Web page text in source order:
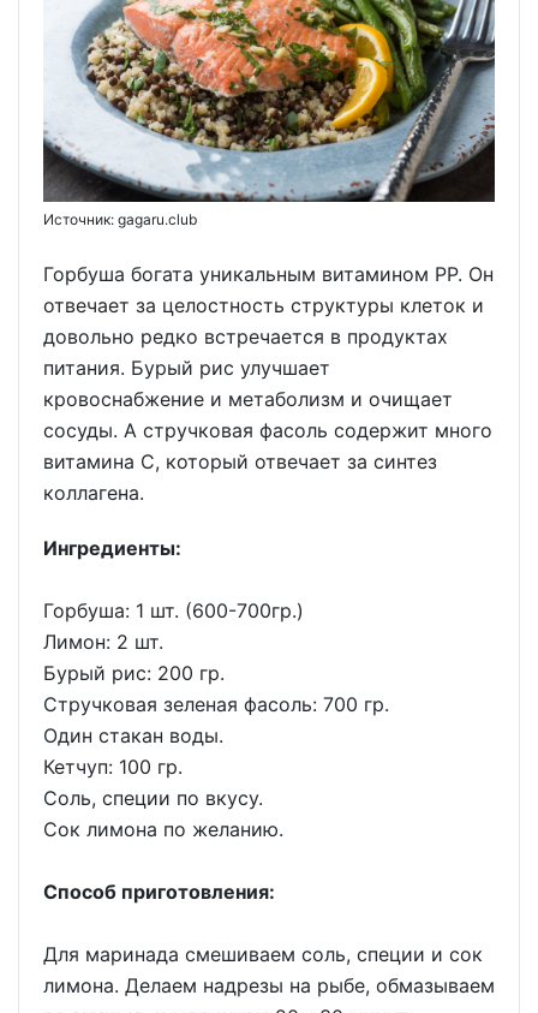
Источник: gagaru.club
Горбуша богата уникальным витамином PP. Он
отвечает за целостность структуры клеток и
довольно редко встречается в продуктах
питания. Бурый рис улучшает
кровоснабжение и метаболизм и очищает
сосуды. А стручковая фасоль содержит много
витамина С, который отвечает за синтез
коллагена.
Ингредиенты:
Горбуша: 1 шт. (600-700гр.)
Лимон: 2 шт.
Бурый рис: 200 гр.
Стручковая зеленая фасоль: 700 гр.
Один стакан воды.
Кетчуп: 100 гр.
Соль, специи по вкусу.
Сок лимона по желанию.
Способ приготовления:
Для маринада смешиваем соль, специи и сок
лимона. Делаем надрезы на рыбе, обмазываем